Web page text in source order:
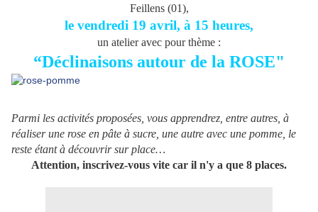
Feillens (01),
le vendredi 19 avril, à 15 heures,
un atelier avec pour thème :
“Déclinaisons autour de la ROSE"
Parmi les activités proposées, vous apprendrez, entre autres, à
réaliser une rose en pâte à sucre, une autre avec une pomme, le
reste étant à découvrir sur place…
Attention, inscrivez-vous vite car il n'y a que 8 places.